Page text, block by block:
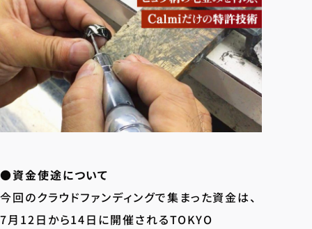
●資金使途について
今回のクラウドファンディングで集まった資金は、
7月12日から14日に開催されるTOKYO